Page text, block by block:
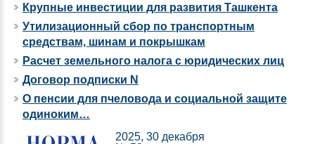
Крупные инвестиции для развития Ташкента
Утилизационный сбор по транспортным
средствам, шинам и покрышкам
Расчет земельного налога с юридических лиц
Договор подписки N
О пенсии для пчеловода и социальной защите
одиноким…
2025, 30 декабря